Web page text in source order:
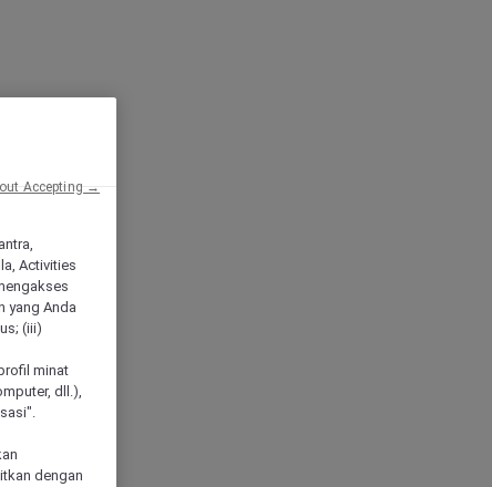
Activities
yang Anda
(iii)
minat
dll.),
dengan
Accepting →